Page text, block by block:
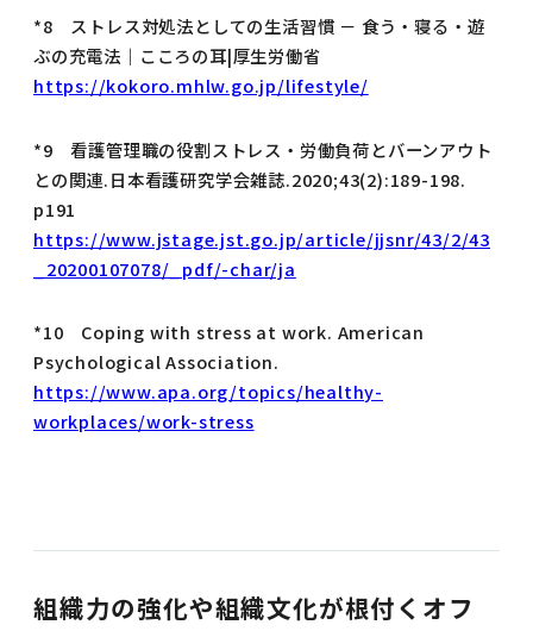
*8 ストレス対処法としての生活習慣 － 食う・寝る・遊
ぶの充電法｜こころの耳|厚生労働省
https://kokoro.mhlw.go.jp/lifestyle/
*9 看護管理職の役割ストレス・労働負荷とバーンアウト
との関連.日本看護研究学会雑誌.2020;43(2):189-198.
p191
https://www.jstage.jst.go.jp/article/jjsnr/43/2/43
_20200107078/_pdf/-char/ja
*10 Coping with stress at work. American
Psychological Association.
https://www.apa.org/topics/healthy-
workplaces/work-stress
組織力の強化や組織文化が根付くオフ